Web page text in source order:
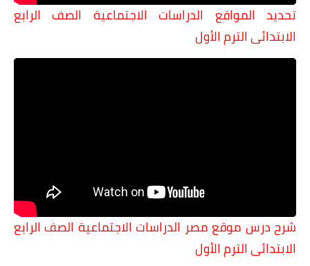
تحديد المواقع الدراسات الاجتماعية الصف الرابع
الابتدائى الترم الأول
شرح درس موقع مصر الدراسات الاجتماعية الصف الرابع
الابتدائى الترم الأول